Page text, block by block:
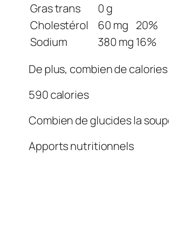
Gras trans
0 g
Cholestérol
60 mg 20%
Sodium
380 mg 16%
De plus, combien de
590 calories
Combien de glucides la
Apports nutritionnels